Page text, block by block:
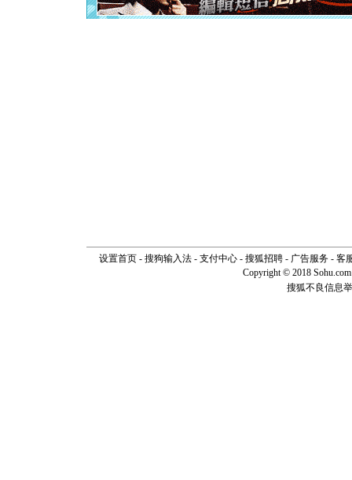
泣，这痛
卖了。水
设置首页- 搜狗输入法- 支付中心- 搜狐招聘- 广告服务- 客
Copyright © 2018
搜狐不良信息